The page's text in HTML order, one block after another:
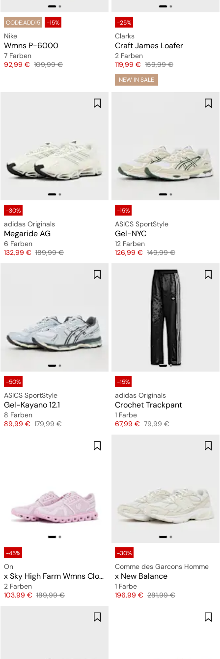
CODE:ADD15 -15%
Nike
Wmns P-6000
7 Farben
Preis
92,99 € Originalpreis
109,99 €
-25%
Clarks
Craft James Loafer
2 Farben
Preis
119,99 € Originalpreis
159,99 €
NEW IN SALE
-30%
adidas Originals
Megaride AG
6 Farben
Preis
132,99 € Originalpreis
189,99 €
-15%
ASICS SportStyle
Gel-NYC
12 Farben
Preis
126,99 € Originalpreis
149,99 €
-50%
ASICS SportStyle
Gel-Kayano 12.1
8 Farben
Preis
89,99 € Originalpreis
179,99 €
-15%
adidas Originals
Crochet Trackpant
1 Farbe
Preis
67,99 € Originalpreis
79,99 €
-45%
On
x Sky High Farm Wmns Cloud 6
2 Farben
Preis
103,99 € Originalpreis
189,99 €
-30%
Comme des Garcons Homme
x New Balance
1 Farbe
Preis
196,99 € Originalpreis
281,99 €